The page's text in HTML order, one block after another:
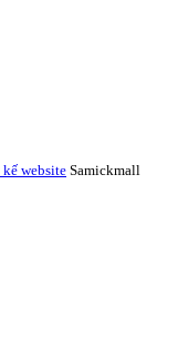
websiteSamickmall